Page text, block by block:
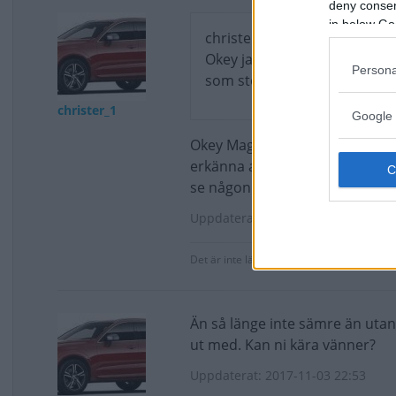
deny
in below
Google
christer_1
christer_1 skrev:
Okey jag skall prova att
som stör så lovar jag inte
Okey Magnus Johansson, nu
erkänna att det blev inte
se någon konstig reklam som
Uppdaterat: 2017-11-03 20:28
Det är inte lätt att vara enögd, för då har
Än så länge inte sämre än
ut med. Kan ni kära vänner?
Uppdaterat: 2017-11-03 22:53